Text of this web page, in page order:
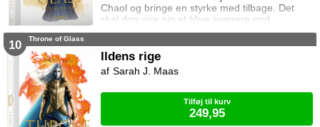
Chaol og bringe en styrke med tilbage. Det
skal dog vise sig at blive sværere end
forventet, for khaganen, det sydlige kontinents
træffe en beslutning her og nu. Da en healer
bliver myrdet under mystiske omstændigheder,
frygter Chaol og Nesryn at Valkerne er fulgt
10 Throne of Glass
Ildens rige
Sarah J. Maas
Tilføj til kurv
249,95